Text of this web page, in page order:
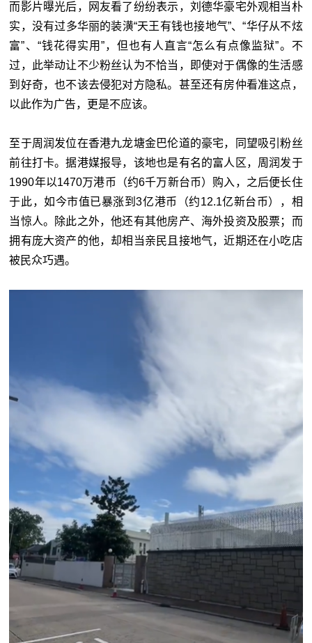
而影片曝光后，网友看了纷纷表示，刘德华豪宅外观相当朴
实，没有过多华丽的装潢“天王有钱也接地气”、“华仔从不炫
富”、“钱花得实用”，但也有人直言“怎么有点像监狱”。不
过，此举动让不少粉丝认为不恰当，即使对于偶像的生活感
到好奇，也不该去侵犯对方隐私。甚至还有房仲看准这点，
以此作为广告，更是不应该。
至于周润发位在香港九龙塘金巴伦道的豪宅，同望吸引粉丝
前往打卡。据港媒报导，该地也是有名的富人区，周润发于
1990年以1470万港币（约6千万新台币）购入，之后便长住
于此，如今市值已暴涨到3亿港币（约12.1亿新台币），相
当惊人。除此之外，他还有其他房产、海外投资及股票；而
拥有庞大资产的他，却相当亲民且接地气，近期还在小吃店
被民众巧遇。